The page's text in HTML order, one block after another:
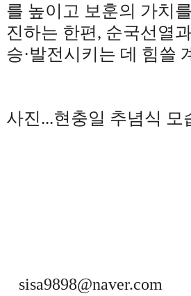
를 높이고 보훈의 가치
진하는 한편, 순국선열
승·발전시키는 데 힘쓸
사진...현충일 추념식 모
sisa9898@naver.com